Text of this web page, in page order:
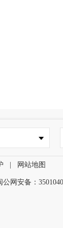
网站地图
公网安备：